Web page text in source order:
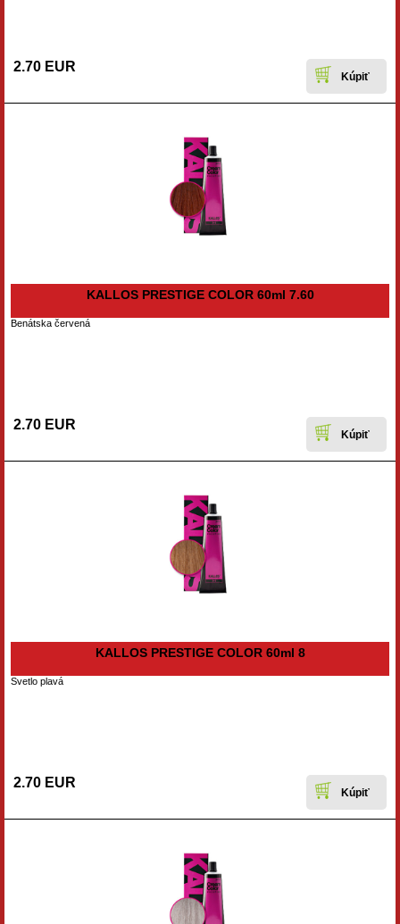
2.70 EUR
KALLOS PRESTIGE COLOR 60ml 7.60
Benátska červená
2.70 EUR
KALLOS PRESTIGE COLOR 60ml 8
Svetlo plavá
2.70 EUR